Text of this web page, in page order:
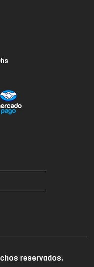
reservados.